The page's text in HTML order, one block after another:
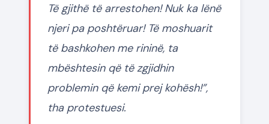
Të gjithë të arrestohen! Nuk ka lënë
njeri pa poshtëruar! Të moshuarit
të bashkohen me rininë, ta
mbështesin që të zgjidhin
problemin që kemi prej kohësh!”,
tha protestuesi.